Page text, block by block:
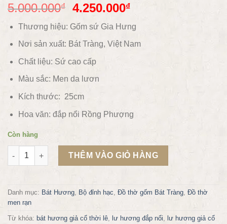
5.000.000₫ 4.250.000₫
Thương hiệu: Gốm sứ Gia Hưng
Nơi sản xuất: Bát Tràng, Việt Nam
Chất liệu: Sứ cao cấp
Màu sắc: Men da lươn
Kích thước: 25cm
Hoa văn: đắp nổi Rồng Phượng
Còn hàng
Bát hương giả cổ thời Lê đường kính 25cm số lượng
THÊM VÀO GIỎ HÀNG
Danh mục: Bát Hương, Bộ đỉnh hạc, Đồ thờ gốm Bát Tràng, Đồ thờ
men rạn
Từ khóa: bát hương giả cổ thời lê, lư hương đắp nổi, lư hương giả cổ